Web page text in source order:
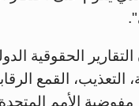
الحقوقية
التعذيب، القمع